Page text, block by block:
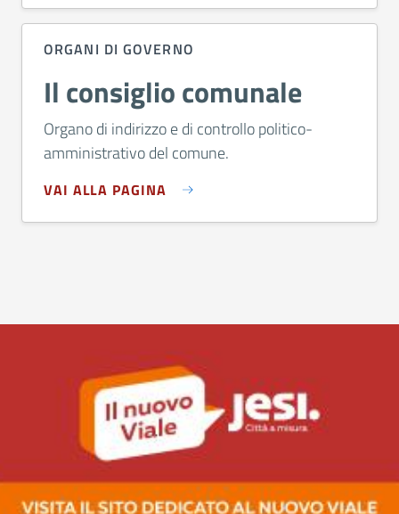
ORGANI DI GOVERNO
Il consiglio comunale
Organo di indirizzo e di controllo politico-
amministrativo del comune.
VAI ALLA PAGINA